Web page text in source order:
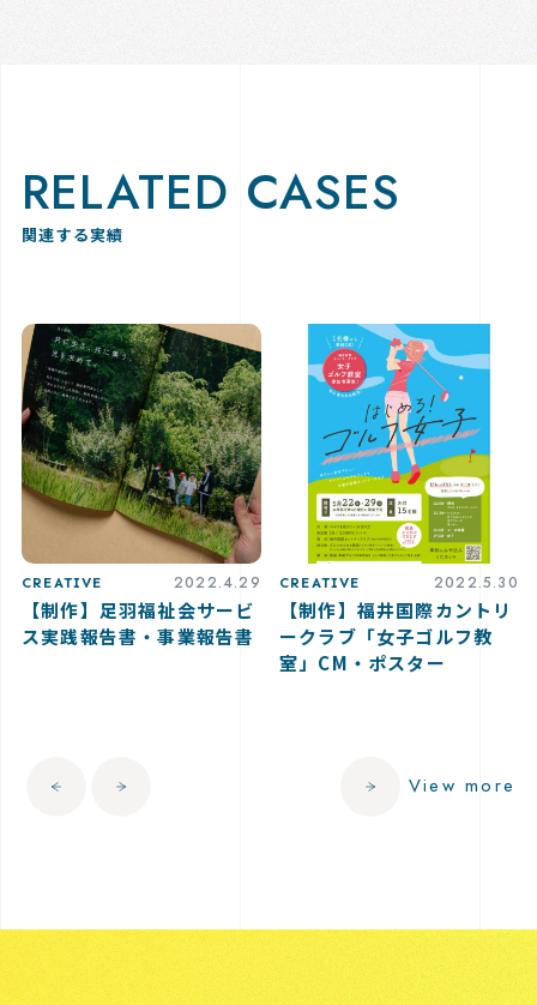
RELATED CASES
関連する実績
CREATIVE 2022.4.29
【制作】足羽福祉会サービ
ス実践報告書・事業報告書
CREATIVE 2022.5.30
【制作】福井国際カントリ
ークラブ「女子ゴルフ教
室」CM・ポスター
View more